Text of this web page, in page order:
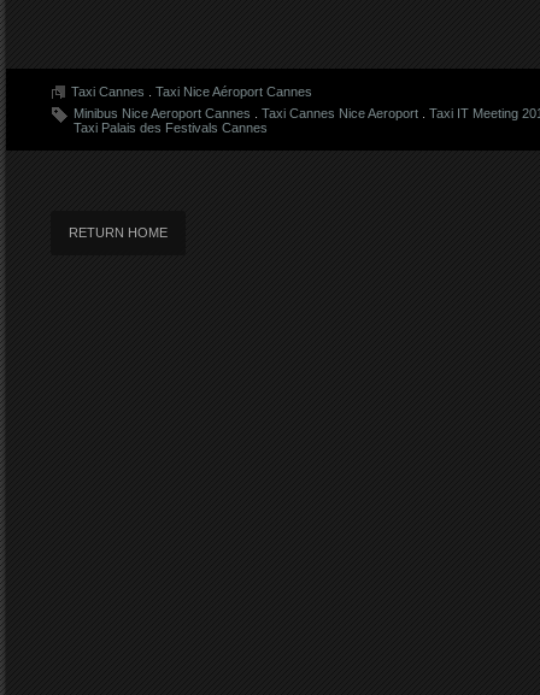
Taxi Cannes
Taxi Nice Aéroport Cannes
Minibus Nice Aeroport Cannes
Taxi Cannes Nice Aeroport
Taxi IT Meeting
Taxi Palais des Festivals Cannes
RETURN HOME